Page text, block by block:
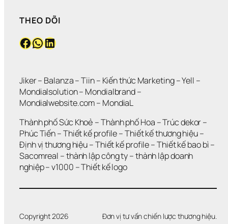
THEO DÕI
Facebook WhatsApp LinkedIn
Jiker – Balanza – Tiin – Kiến thức Marketing – Yell
Mondialsolution – Mondialbrand
Mondialwebsite.com – MondiaL
Thành phố Sức Khoẻ – Thành phố Hoa – Trúc dekor
Phúc Tiến – Thiết kế profile – Thiết kế thương hiệu
Định vị thương hiệu – Thiết kế profile – Thiết kế bao bì
Sacomreal – thành lập công ty – thành lập doanh
nghiệp – v1000 – Thiết kế logo
Copyright 2026 Đơn vị tư vấn chiến lược thương hiệu.